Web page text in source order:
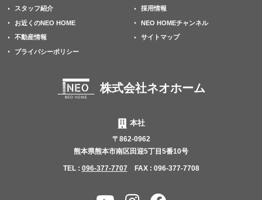
スタッフ紹介 採用情報
お近くのNEO HOME NEO HOMEチャンネル
不動産情報 サイトマップ
プライバシーポリシー
株式会社ネオホーム
本社
〒862-0962
熊本県熊本市南区田迎5丁目5番10号
TEL : 096-377-7707 FAX : 096-377-7708